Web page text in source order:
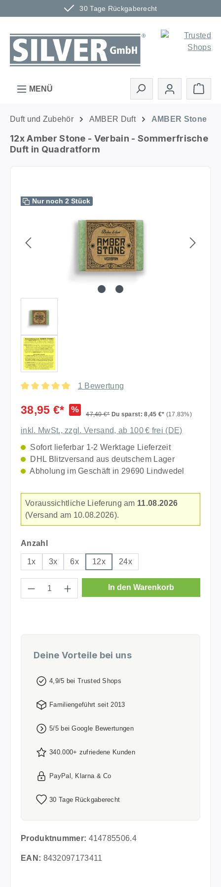
30 Tage Rückgaberecht
Zum Hauptinhalt springen
MENÜ
Duft und Zubehör AMBER Duft AMBER Stone
12x Amber Stone - Verbain - Sommerfrische
Duft in Quadratform
Nur noch 2 Stück
1 Bewertung
38,95 €* % 47,40 €* Du sparst: 8,45 €* (17.83%)
inkl. MwSt., zzgl. Versand, ab 100 € frei (DE)
Sofort lieferbar 1-2 Werktage Lieferzeit
DHL Blitzversand aus deutschem Lager
Abholung im Geschäft in 29690 Lindwedel
Voraussichtliche Lieferung am 11.08.2026
(Versand am 10.08.2026).
Anzahl auswählen
1x 3x 6x 12x 24x
Produkt Anzahl: Gib den gewünschten
In den Warenkorb
Deine Vorteile bei uns
4,9/5 bei Trusted Shops
Familiengeführt seit 2013
5/5 bei Google Bewertungen
340.000+ zufriedene Kunden
PayPal, Klarna & Co
30 Tage Rückgaberecht
Produktnummer: 414785506.4
EAN: 8432097173411